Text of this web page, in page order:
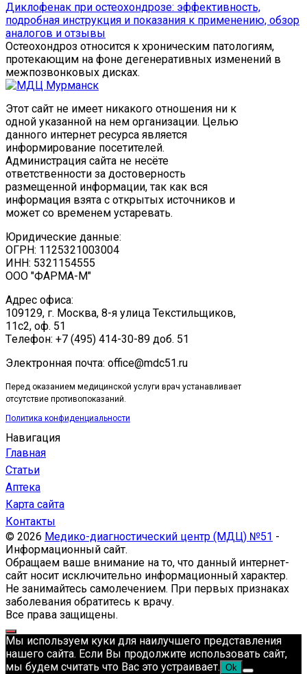
Диклофенак при остеохондрозе: эффективность,
подробная инструкция и показания к применению, обзор
аналогов и отзывы
Остеохондроз относится к хроническим патологиям,
протекающим на фоне дегенеративных изменений в
межпозвонковых дисках.
Этот сайт не имеет никакого отношения ни к
одной указанной на нем организации. Целью
данного интернет ресурса является
информирование посетителей.
Администрация сайта не несёте
ответственности за достоверность
размещенной информации, так как вся
информация взята с открытых источников и
может со временем устаревать.
Юридические данные:
ОГРН: 1125321003004
ИНН: 5321154555
ООО "ФАРМА-М"
Адрес офиса:
109129, г. Москва, ​8-я улица Текстильщиков,
11с2, оф. 51
Tелефон: +7 (495) 414-30-89 доб. 51
Электронная почта: office@mdc51.ru
Перед оказанием медицинской услуги врач устанавливает
отсутствие противопоказаний.
Политика конфиденциальности
Навигация
Главная
Статьи
Аптека
Карта сайта
Контакты
© 2026 Медико-диагностический центр (МДЦ) №51 -
Информационный сайт.
Обращаем ваше внимание на то, что данный интернет-
сайт носит исключительно информационный характер.
Не занимайтесь самолечением. При первых признаках
заболевания обратитесь к врачу.
Все права защищены.
Мы используем куки для наилучшего представления
нашего сайта. Если Вы продолжите использовать сайт,
мы будем считать что Вас это устраивает. Ok